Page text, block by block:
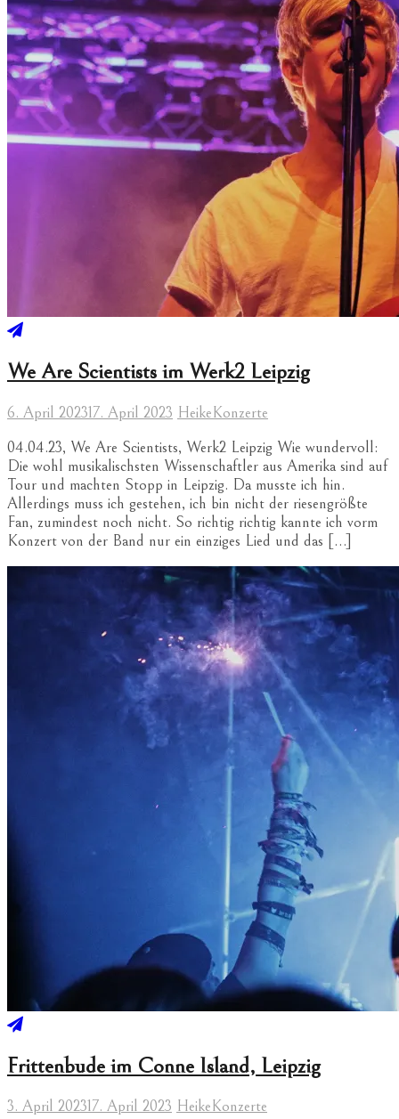
We Are Scientists im Werk2 Leipzig
6. April 202317. April 2023 HeikeKonzerte
04.04.23, We Are Scientists, Werk2 Leipzig Wie wundervoll:
Die wohl musikalischsten Wissenschaftler aus Amerika sind auf
Tour und machten Stopp in Leipzig. Da musste ich hin.
Allerdings muss ich gestehen, ich bin nicht der riesengrößte
Fan, zumindest noch nicht. So richtig richtig kannte ich vorm
Konzert von der Band nur ein einziges Lied und das […]
Frittenbude im Conne Island, Leipzig
3. April 202317. April 2023 HeikeKonzerte